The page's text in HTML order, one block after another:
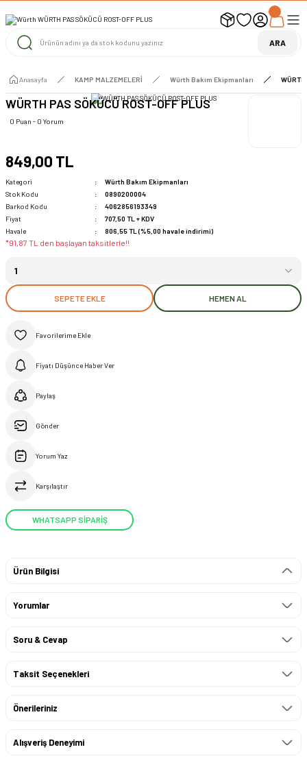
UYARI ! KARGOLAR 13 TEMMUZ 2026 YAPILACAK
1000 TL ve Üzeri Ücretsiz Kargo 1000 TL ve Üzeri Ücretsiz Kargo ARA
Anasayfa KAMP MALZEMELERİ Würth Bakım Ekipmanları
WÜRTH PAS SÖKÜCÜ ROST-OFF PLUS
0 Puan - 0 Yorum
849,00 TL
Kategori
Würth Bakım Ekipmanları
Stok Kodu
0890200004
Barkod Kodu
4062856193349
Fiyat
707,50 TL + KDV
Havale
806,55 TL (%5,00 havale indirimi)
*91,87 TL den başlayan taksitlerle!!
SEPETE EKLE HEMEN AL
Fiyatı Düşünce Haber Ver
Paylaş
Gönder
Yorum Yaz
Karşılaştır
WHATSAPP SİPARİŞ
Ürün Bilgisi
Yorumlar
Soru & Cevap
Taksit Seçenekleri
Önerileriniz
Alışveriş Deneyimi